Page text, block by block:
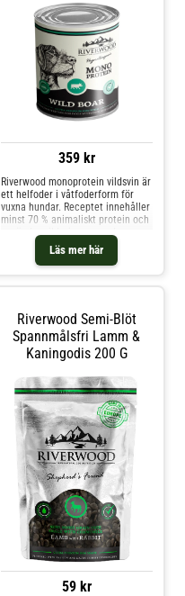
359 kr
Läs mer här
Riverwood monoprotein vildsvin är
ett helfoder i våtfoderform för
vuxna hundar. Receptet innehåller
minst 70 % animaliskt protein och
använder vildsvin som enda
animaliska proteinkälla. Det
spannmålsfria receptet passar
hundar i alla storlekar och är
Riverwood Semi-Blöt
Spannmålsfri Lamm &
Kaningodis 200 G
59 kr